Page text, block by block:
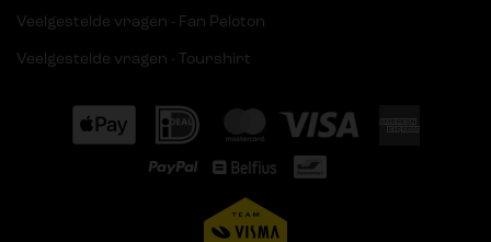
Veelgestelde vragen - Fan Peloton
Veelgestelde vragen - Tourshirt